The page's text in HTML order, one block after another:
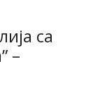
са
–